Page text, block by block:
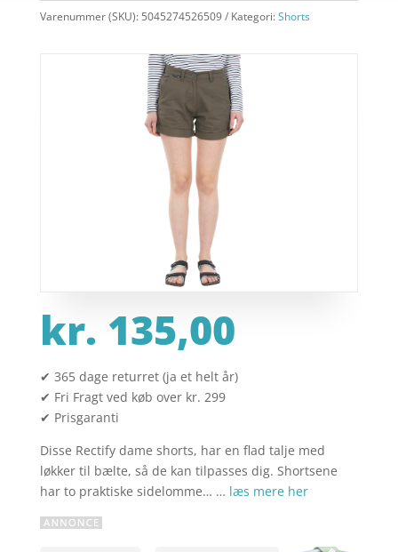
Varenummer (SKU): 5045274526509 Kategori:Shorts
kr. 135,00
✔ 365 dage returret (ja et helt år)
✔ Fri Fragt ved køb over kr. 299
✔ Prisgaranti
Disse Rectify dame shorts, har en flad talje med
løkker til bælte, så de kan tilpasses dig. Shortsene
har to praktiske sidelomme… … læs mere her